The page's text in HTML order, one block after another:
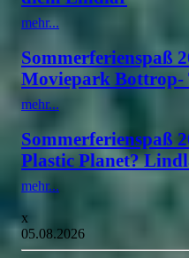
mehr...
Sommerferienspaß
Moviepark Bottrop-
mehr...
Sommerferienspaß
Plastic Planet?
mehr...
x
05.08.2026